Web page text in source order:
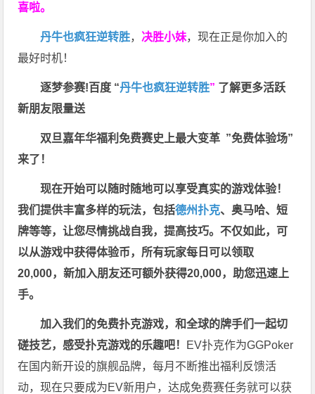
喜啦。
丹牛也疯狂逆转胜， 决胜小妹，现在正是你加入的
最好时机！
逐梦参赛!百度 “丹牛也疯狂逆转胜” 了解更多活跃
新朋友限量送
双旦嘉年华福利免费赛史上最大变革 ”免费体验场”
来了！
现在开始可以随时随地可以享受真实的游戏体验！
我们提供丰富多样的玩法，包括德州扑克、奥马哈、短
牌等等，让您尽情挑战自我，提高技巧。不仅如此， 可
以从游戏中获得体验币，所有玩家每日可以领取
20,000，新加入朋友还可额外获得20,000，助您迅速上
手。
加入我们的免费扑克游戏，和全球的牌手们一起切
磋技艺，感受扑克游戏的乐趣吧！ EV扑克作为GGPoker
在国内新开设的旗舰品牌，每月不断推出福利反馈活
动，现在只要成为EV新用户，达成免费赛任务就可以获